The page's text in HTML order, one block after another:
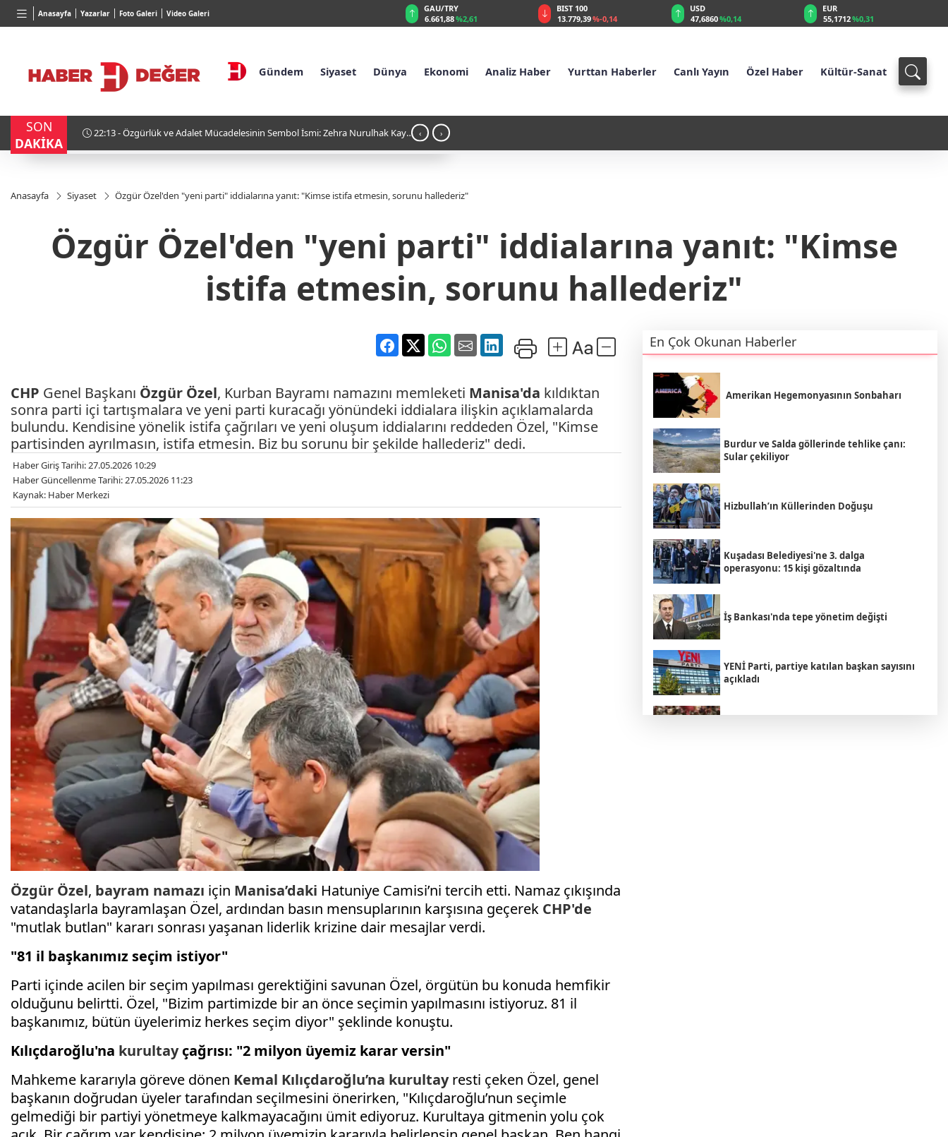
Anasayfa Yazarlar Foto Galeri Video Galeri
BGN
27,9743%-0,22
VND
0,0018%0,32
BIST 100
13.779,39%-0,14
USD
47,6860%0,14
EUR
55,1712%0,31
GBP
64,3947%0,39
Gündem Siyaset Dünya Ekonomi Analiz Haber Yurttan Haberler Canlı Yayın Özel Haber Kültür-Sanat
SON
DAKİKA
Kaya 21:54 - Karadeniz'de Türk gemisi hedef alındı ‹ ›
Anasayfa Siyaset Özgür Özel'den "yeni parti" iddialarına yanıt: "Kimse istifa etmesin, sorunu hallederiz"
Özgür Özel'den "yeni parti" iddialarına yanıt: "Kimse
istifa etmesin, sorunu hallederiz"
CHP Genel Başkanı Özgür Özel, Kurban Bayramı namazını memleketi Manisa'da kıldıktan
sonra parti içi tartışmalara ve yeni parti kuracağı yönündeki iddialara ilişkin açıklamalarda
bulundu. Kendisine yönelik istifa çağrıları ve yeni oluşum iddialarını reddeden Özel, "Kimse
partisinden ayrılmasın, istifa etmesin. Biz bu sorunu bir şekilde hallederiz" dedi.
Haber Giriş Tarihi: 27.05.2026 10:29
Haber Güncellenme Tarihi: 27.05.2026 11:23
Kaynak: Haber Merkezi
Özgür Özel, bayram namazı için Manisa’daki Hatuniye Camisi’ni tercih etti. Namaz çıkışında
vatandaşlarla bayramlaşan Özel, ardından basın mensuplarının karşısına geçerek CHP'de
"mutlak butlan" kararı sonrası yaşanan liderlik krizine dair mesajlar verdi.
"81 il başkanımız seçim istiyor"
Parti içinde acilen bir seçim yapılması gerektiğini savunan Özel, örgütün bu konuda hemfikir
olduğunu belirtti. Özel, "Bizim partimizde bir an önce seçimin yapılmasını istiyoruz. 81 il
başkanımız, bütün üyelerimiz herkes seçim diyor" şeklinde konuştu.
Kılıçdaroğlu'na kurultayçağrısı: "2 milyon üyemiz karar versin"
Mahkeme kararıyla göreve dönen Kemal Kılıçdaroğlu’na kurultayresti çeken Özel, genel
başkanın doğrudan üyeler tarafından seçilmesini önerirken, "Kılıçdaroğlu’nun seçimle
gelmediği bir partiyi yönetmeye kalkmayacağını ümit ediyoruz. Kurultaya gitmenin yolu çok
En Çok Okunan Haberler
Amerikan Hegemonyasının Sonbaharı
Burdur ve Salda göllerinde tehlike çanı:
Sular çekiliyor
Hizbullah’ın Küllerinden Doğuşu
Kuşadası Belediyesi'ne 3. dalga
operasyonu: 15 kişi gözaltında
İş Bankası'nda tepe yönetim değişti
YENİ Parti, partiye katılan başkan sayısını
açıkladı